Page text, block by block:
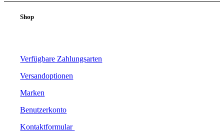
Shop
Verfügbare Zahlungsarten
Versandoptionen
Marken
Benutzerkonto
Kontaktformular